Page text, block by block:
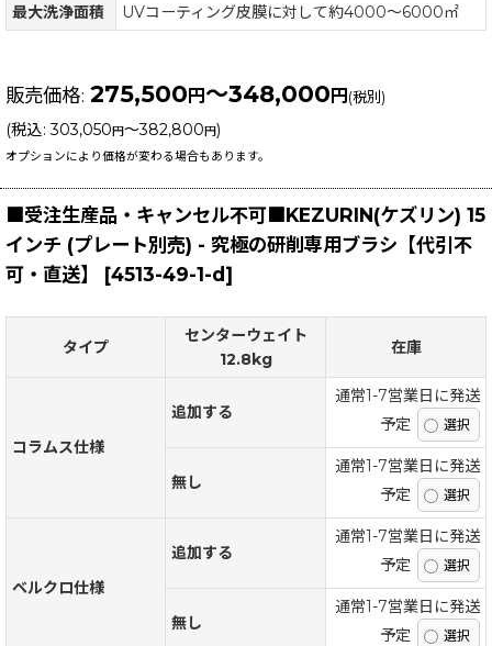
最大洗浄面積
UVコーティング皮膜に対して約4000〜6000㎡
販売価格: 275,500円～348,000円(税別)
(税込: 303,050円～382,800円)
オプションにより価格が変わる場合もあります。
■受注生産品・キャンセル不可■KEZURIN(ケズリン) 15
インチ (プレート別売) - 究極の研削専用ブラシ【代引不
可・直送】
[4513-49-1-d]
タイプ
センターウェイト
12.8kg
在庫
コラムス仕様
追加する
通常1-7営業日に発送
予定
無し
通常1-7営業日に発送
予定
ベルクロ仕様
追加する
通常1-7営業日に発送
予定
無し
通常1-7営業日に発送
予定